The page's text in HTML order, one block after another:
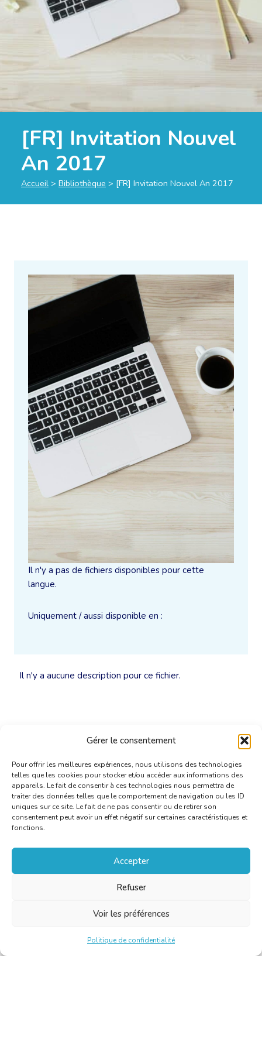
Gérer le consentement
Pour offrir les meilleures expériences, nous utilisons des technologies
telles que les cookies pour stocker et/ou accéder aux informations des
appareils. Le fait de consentir à ces technologies nous permettra de
traiter des données telles que le comportement de navigation ou les ID
uniques sur ce site. Le fait de ne pas consentir ou de retirer son
consentement peut avoir un effet négatif sur certaines caractéristiques et
fonctions.
Accepter
Refuser
Voir les préférences
Politique de confidentialité
[FR] Invitation Nouvel
An 2017
Accueil > Bibliothèque > [FR] Invitation Nouvel An 2017
Il n'y a aucune description pour ce fichier.
Il n'y a pas de fichiers disponibles pour cette
langue.
Uniquement / aussi disponible en :